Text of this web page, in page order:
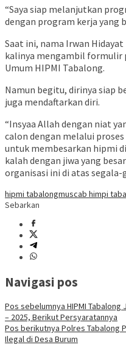
“Saya siap melanjutkan
dengan program kerja yang
Saat ini, nama Irwan
kalinya mengambil formulir
Umum HIPMI Tabalong.
Namun begitu, dirinya siap
juga mendaftarkan diri.
“Insyaa Allah dengan niat
calon dengan melalui
untuk membesarkan hipmi
kalah dengan jiwa yang
organisasi ini di atas
hipmi tabalongmuscab himpi
Sebarkan
Navigasi pos
Pos sebelumnya HIPMI
– 2025, Berikut Persyaratannya
Pos berikutnya Polres Tabalong
Ilegal di Desa Burum